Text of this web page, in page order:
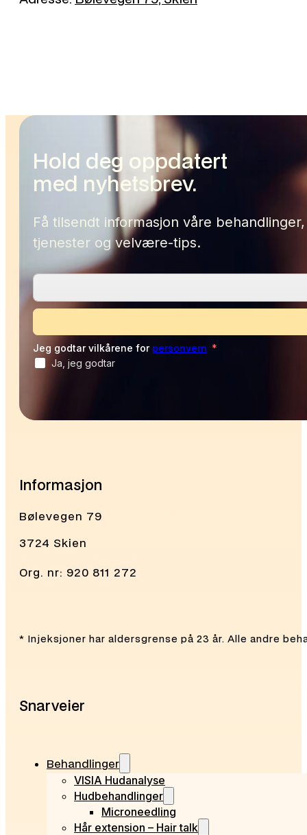
Hold deg oppdatert
med nyhetsbrev.
Få tilsendt informasjon våre behandlinger,
tjenester og velvære-tips.
Jeg godtar vilkårene for personvern
Ja, jeg godtar
Informasjon
Bølevegen 79
3724 Skien
Org. nr: 920 811 272
* Injeksjoner har aldersgrense på 23 år. Alle andre
Snarveier
Behandlinger
VISIA Hudanalyse
Hudbehandlinger
Microneedling
Hår extension – Hair talk